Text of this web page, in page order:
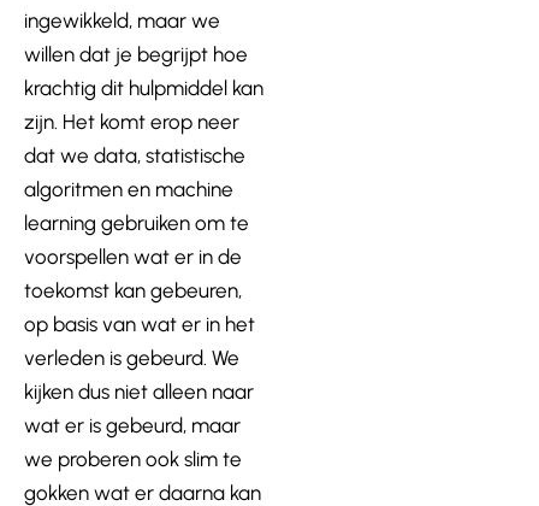
ingewikkeld, maar we
willen dat je begrijpt hoe
krachtig dit hulpmiddel kan
zijn. Het komt erop neer
dat we data, statistische
algoritmen en machine
learning gebruiken om te
voorspellen wat er in de
toekomst kan gebeuren,
op basis van wat er in het
verleden is gebeurd. We
kijken dus niet alleen naar
wat er is gebeurd, maar
we proberen ook slim te
gokken wat er daarna kan